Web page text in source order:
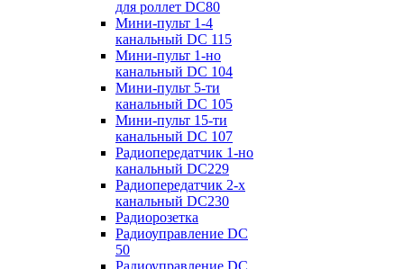
для роллет DC80
Мини-пульт 1-4
канальный DС 115
Мини-пульт 1-но
канальный DС 104
Мини-пульт 5-ти
канальный DС 105
Мини-пульт 15-ти
канальный DС 107
Радиопередатчик 1-но
канальный DC229
Радиопередатчик 2-х
канальный DC230
Радиорозетка
Радиоуправление DС
50